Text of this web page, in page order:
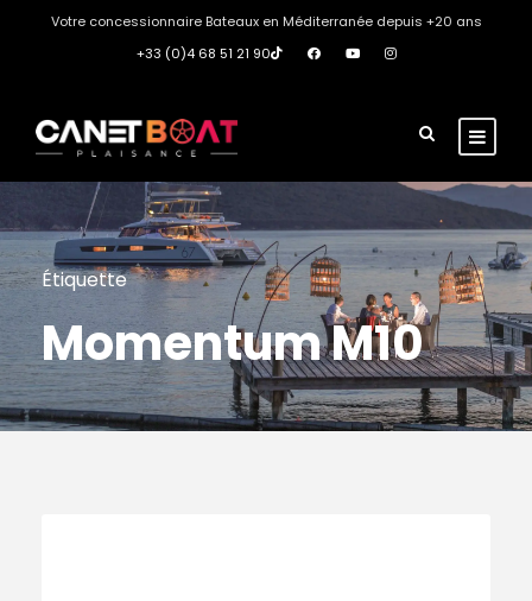
Votre concessionnaire Bateaux en Méditerranée depuis +20 ans
+33 (0)4 68 51 21 90
Étiquette
Momentum M10